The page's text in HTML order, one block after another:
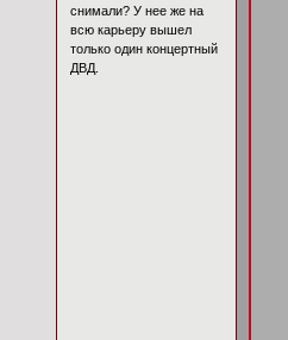
снимали? У нее же на
всю карьеру вышел
только один концертный
ДВД.